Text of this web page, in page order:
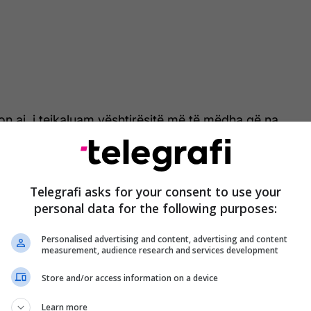
ai, i tejkaluam vështirësitë më të mëdha që na
por u përballëm me një krizë energjetike-
sipas tij, do të kemi sukses t’i kalojmë edhe
Në frymën e kësaj feste të madhe krishtere,
që të gjithë të kujtojmë vlerat themelore të
dorën kujtdo që ka nevojë për ndihmë, të
dhe të mos harrojmë të bëjmë vepra
Telegrafi asks for your consent to use your
personal data for the following purposes:
Personalised advertising and content, advertising and content
measurement, audience research and services development
Store and/or access information on a device
Learn more